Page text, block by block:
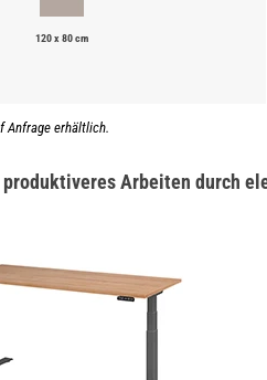
120 x 80 cm
Anfrage erhältlich.
produktiveres Arbeiten durch